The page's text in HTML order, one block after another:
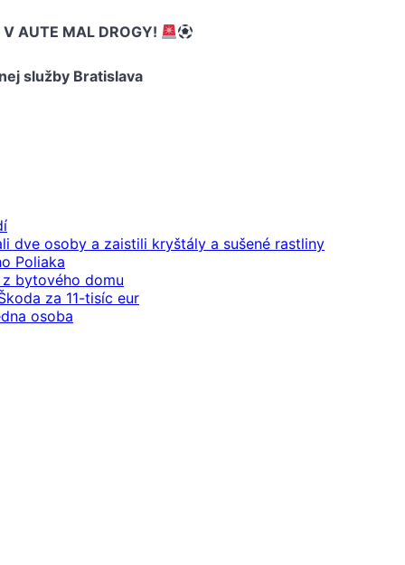
AUTE MAL DROGY!
služby Bratislava
dve osoby a zaistili kryštály a sušené rastliny
Poliaka
bytového domu
za 11-tisíc eur
osoba